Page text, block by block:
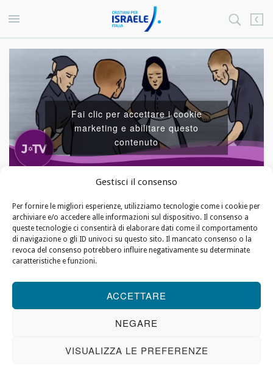
Gestisci il consenso
Per fornire le migliori esperienze, utilizziamo tecnologie come i cookie per
archiviare e/o accedere alle informazioni sul dispositivo. Il consenso a
queste tecnologie ci consentirà di elaborare dati come il comportamento
di navigazione o gli ID univoci su questo sito. Il mancato consenso o la
revoca del consenso potrebbero influire negativamente su determinate
caratteristiche e funzioni.
ACCETTARE
NEGARE
VISUALIZZA LE PREFERENZE
Fai clic per accettare i cookie
marketing e abilitare questo
contenuto
VIDEO
La Danza nell’Inferno Nazista (in
editor - 28 Febbraio 2018